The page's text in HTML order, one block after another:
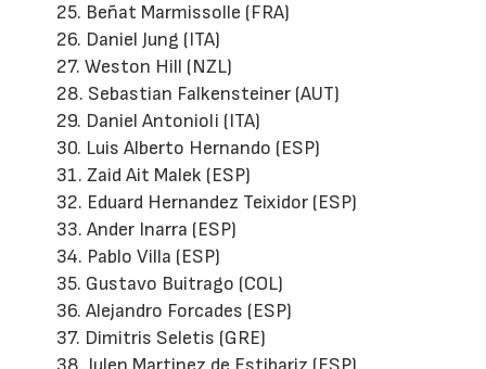
25. Beñat Marmissolle (FRA)
26. Daniel Jung (ITA)
27. Weston Hill (NZL)
28. Sebastian Falkensteiner (AUT)
29. Daniel Antonioli (ITA)
30. Luis Alberto Hernando (ESP)
31. Zaid Ait Malek (ESP)
32. Eduard Hernandez Teixidor (ESP)
33. Ander Inarra (ESP)
34. Pablo Villa (ESP)
35. Gustavo Buitrago (COL)
36. Alejandro Forcades (ESP)
37. Dimitris Seletis (GRE)